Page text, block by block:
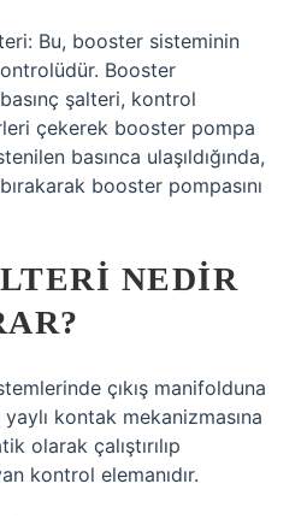
Bu, booster sisteminin
Booster
şalteri, kontrol
çekerek booster pompa
basınca ulaşıldığında,
booster pompasını
NEDIR
çıkış manifolduna
kontak mekanizmasına
olarak çalıştırılıp
kontrol elemanıdır.